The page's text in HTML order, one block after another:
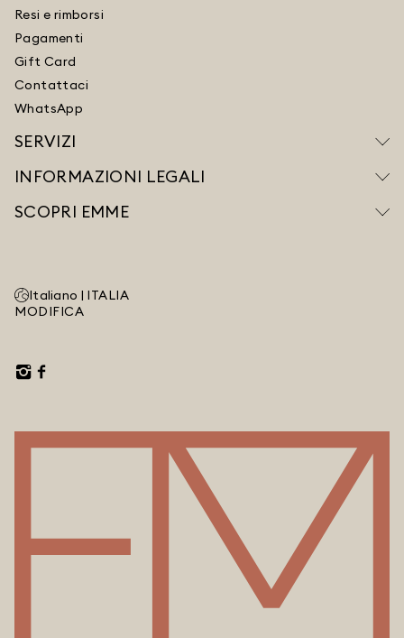
Resi e rimborsi
Pagamenti
Gift Card
Contattaci
WhatsApp
SERVIZI
INFORMAZIONI LEGALI
SCOPRI EMME
Italiano | ITALIA
MODIFICA